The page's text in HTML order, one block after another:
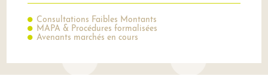
Consultations Faibles Montants
MAPA & Procédures formalisées
Avenants marchés en cours